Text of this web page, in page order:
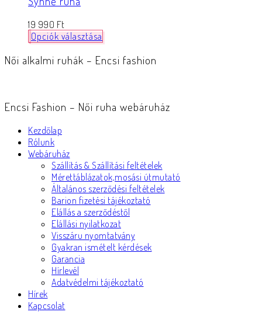
19 990 Ft
Opciók választása
Női alkalmi ruhák – Encsi fashion
Encsi Fashion – Női ruha webáruház
Kezdőlap
Rólunk
Webáruház
Szállítás & Szállítási feltételek
Mérettáblázatok,mosási útmutató
Általános szerződési feltételek
Barion fizetési tájékoztató
Elállás a szerződéstől
Elállási nyilatkozat
Visszáru nyomtatvány
Gyakran ismételt kérdések
Garancia
Hírlevél
Adatvédelmi tájékoztató
Hírek
Kapcsolat